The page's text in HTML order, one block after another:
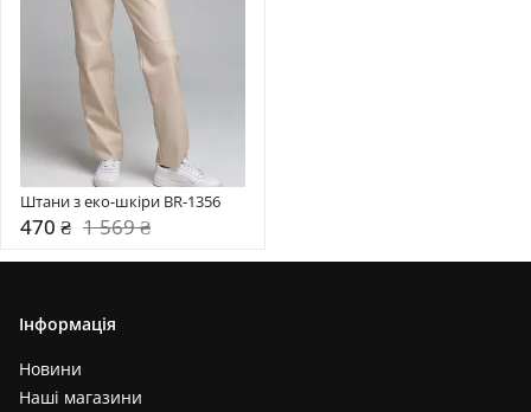
Штани з еко-шкіри BR-1356
470 ₴ 1 569 ₴
Інформація
Новини
Наші магазини